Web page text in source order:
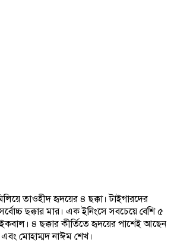
তাওহীদ হৃদয়ের ৪ ছক্কা। টাইগারদের
ছক্কার মার। এক ইনিংসে সবচেয়ে বেশি ৫
ইকবাল। ৪ ছক্কার কীর্তিতে হৃদয়ের পাশেই আছেন
মোহাম্মদ নাঈম শেখ।